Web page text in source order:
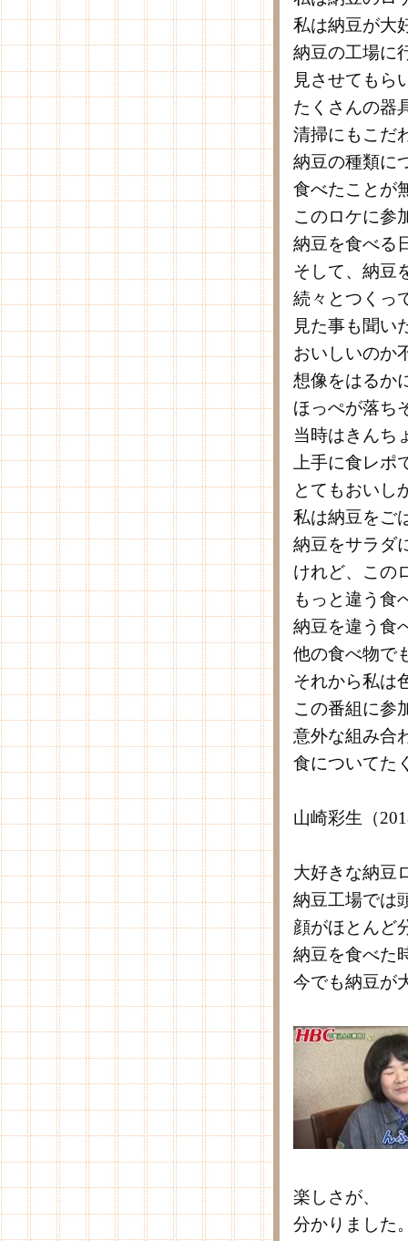
私は納豆が大
納豆の工場に
見させてもら
たくさんの器
清掃にもこだ
納豆の種類に
食べたことが
このロケに参
納豆を食べる
そして、納豆
続々とつくっ
見た事も聞い
おいしいのか
想像をはるか
ほっぺが落ち
当時はきんち
上手に食レポ
とてもおいし
私は納豆をご
納豆をサラダ
けれど、この
もっと違う食
納豆を違う食
他の食べ物で
それから私は
この番組に参
意外な組み合
食についてた
山崎彩生（
大好きな納豆
納豆工場では
顔がほとんど
納豆を食べた
今でも納豆が
楽しさが、
分かりました